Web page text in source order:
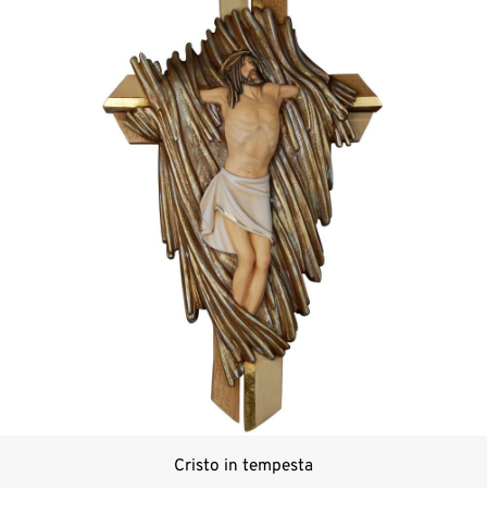
Cristo in tempesta